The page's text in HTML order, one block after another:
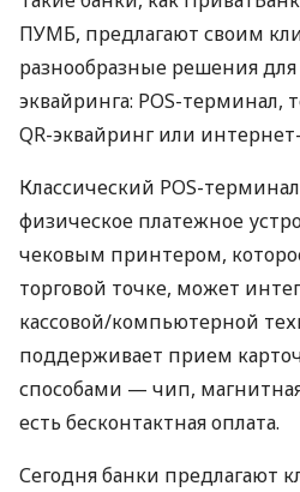
ПУМБ, предлагают своим
разнообразные решения
эквайринга: POS-терминал,
QR-эквайринг или
Классический POS-
физическое платежное
чековым принтером,
торговой точке, может
кассовой/компьютерной
поддерживает прием
способами — чип,
есть бесконтактная оплата.
Сегодня банки предлагают